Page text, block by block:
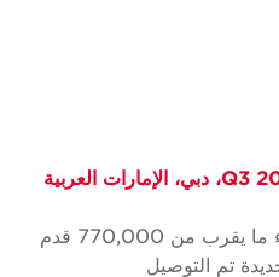
MARKETBEAT - مكتب Q3 2025، دبي، الإمارات العربية
اعتبارًا من عام 2025، تم إنشاء ما يقرب من 770,000 قدم
تم التوصيل